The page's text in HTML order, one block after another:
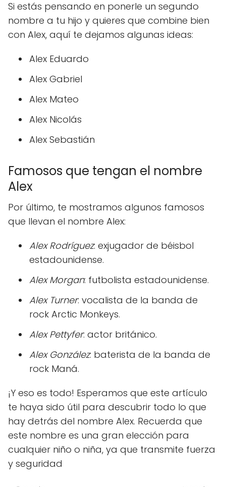
Si estás pensando en ponerle un segundo
nombre a tu hijo y quieres que combine bien
con Alex, aquí te dejamos algunas ideas:
Alex Eduardo
Alex Gabriel
Alex Mateo
Alex Nicolás
Alex Sebastián
Famosos que tengan el nombre
Alex
Por último, te mostramos algunos famosos
que llevan el nombre Alex:
Alex Rodríguez: exjugador de béisbol
estadounidense.
Alex Morgan: futbolista estadounidense.
Alex Turner: vocalista de la banda de
rock Arctic Monkeys.
Alex Pettyfer: actor británico.
Alex González: baterista de la banda de
rock Maná.
¡Y eso es todo! Esperamos que este artículo
te haya sido útil para descubrir todo lo que
hay detrás del nombre Alex. Recuerda que
este nombre es una gran elección para
cualquier niño o niña, ya que transmite fuerza
y seguridad